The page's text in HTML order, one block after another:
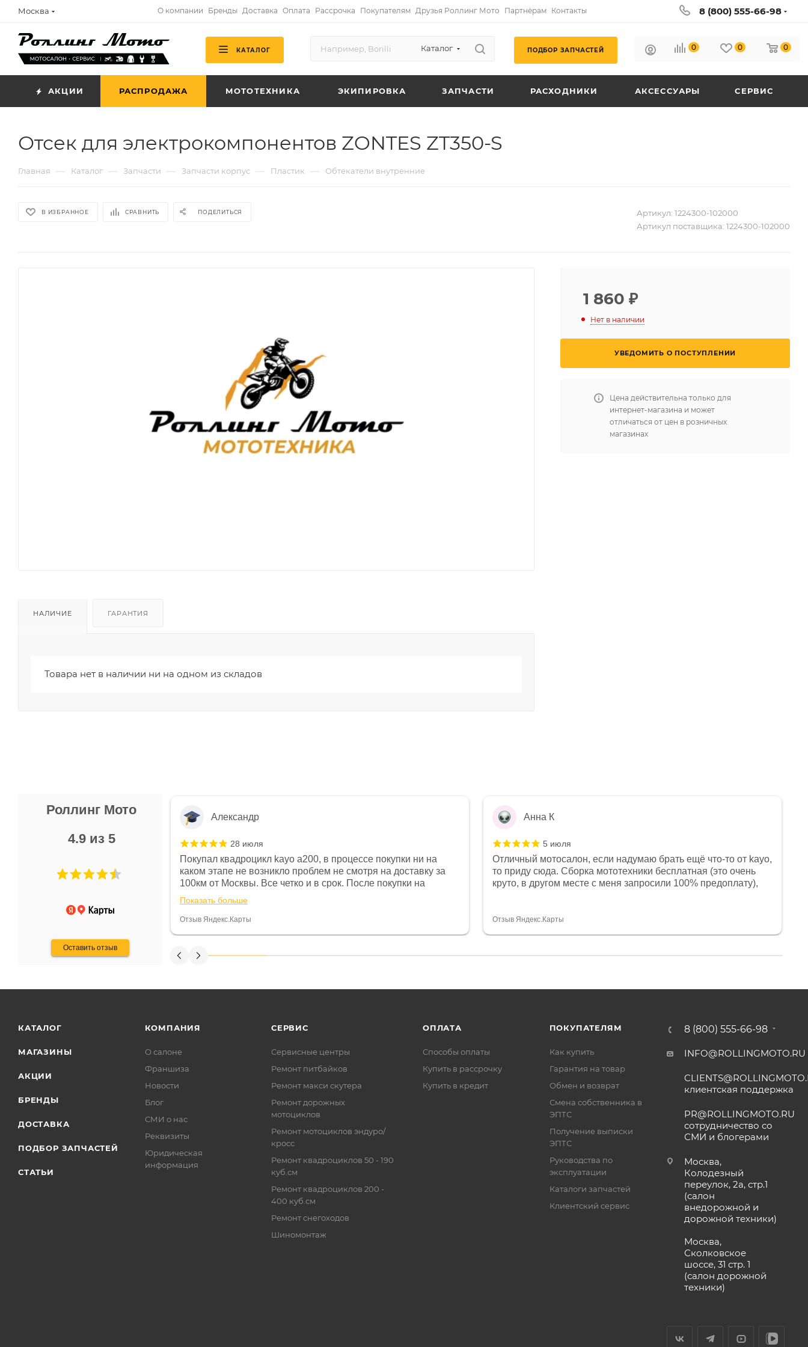
Москва О компании Бренды Доставка Оплата Рассрочка Покупателям Друзья Роллинг Мото Партнёрам Контакты 8 (800) 555-66-98
КАТАЛОГ Каталог ПОДБОР ЗАПЧАСТЕЙ 0 0 0
АКЦИИ РАСПРОДАЖА МОТОТЕХНИКА ЭКИПИРОВКА ЗАПЧАСТИ РАСХОДНИКИ АКСЕССУАРЫ СЕРВИС
Отсек для электрокомпонентов ZONTES ZT350-S
Главная — Каталог — Запчасти — Запчасти корпус — Пластик — Обтекатели внутренние
В ИЗБРАННОЕ СРАВНИТЬ ПОДЕЛИТЬСЯ Артикул: 1224300-102000
Артикул поставщика: 1224300-102000
НАЛИЧИЕ ГАРАНТИЯ
Товара нет в наличии ни на одном из складов
1 860 ₽
Нет в наличии
УВЕДОМИТЬ О ПОСТУПЛЕНИИ
Цена действительна только для
интернет-магазина и может
отличаться от цен в розничных
магазинах
Роллинг Мото
4.9 из 5
Оставить отзыв
Не понравились условия
и дают только на год)
Александр
28 июля
Покупал квадроцикл kayo a200, в процессе покупки ни на
каком этапе не возникло проблем не смотря на доставку за
100км от Москвы. Все четко и в срок. После покупки на
спидометре всегда был 0, при этом представители магазина
постоянно были на связи и в итоге проблема была решена.
Считаю, что это говорит о небезразличии к клиенту после
Показать больше
Отзыв Яндекс.Карты
Анна К
5 июля
Отличный мотосалон, если надумаю брать ещё что-то от kayo,
то приду сюда. Сборка мототехники бесплатная (это очень
круто, в другом месте с меня запросили 100% предоплату),
спасибо отдельное, всегда на связи, очень детально всё
Отзыв Яндекс.Карты
КАТАЛОГ
МАГАЗИНЫ
АКЦИИ
БРЕНДЫ
ДОСТАВКА
ПОДБОР ЗАПЧАСТЕЙ
СТАТЬИ
КОМПАНИЯ
О салоне
Франшиза
Новости
Блог
СМИ о нас
Реквизиты
Юридическая
информация
СЕРВИС
Сервисные центры
Ремонт питбайков
Ремонт макси скутера
Ремонт дорожных
мотоциклов
Ремонт мотоциклов эндуро/
кросс
Ремонт квадроциклов 50 - 190
куб.см
Ремонт квадроциклов 200 -
400 куб.см
Ремонт снегоходов
Шиномонтаж
ОПЛАТА
Способы оплаты
Купить в рассрочку
Купить в кредит
ПОКУПАТЕЛЯМ
Как купить
Гарантия на товар
Обмен и возврат
Смена собственника в
ЭПТС
Получение выписки
ЭПТС
Руководства по
эксплуатации
Каталоги запчастей
Клиентский сервис
8 (800) 555-66-98
INFO@ROLLINGMOTO.RU
клиентская поддержка
PR@ROLLINGMOTO.RU
сотрудничество со
СМИ и блогерами
Москва,
Колодезный
переулок, 2а, стр.1
(салон
внедорожной и
дорожной техники)
Москва,
Сколковское
шоссе, 31 стр. 1
(салон дорожной
техники)